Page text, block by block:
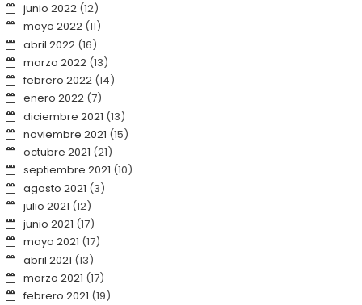
junio 2022(12)
mayo 2022(11)
abril 2022(16)
marzo 2022(13)
febrero 2022(14)
enero 2022(7)
diciembre 2021 (13)
noviembre 2021 (15)
octubre 2021 (21)
septiembre 2021 (10)
agosto 2021 (3)
julio 2021 (12)
junio 2021 (17)
mayo 2021 (17)
abril 2021 (13)
marzo 2021 (17)
febrero 2021 (19)